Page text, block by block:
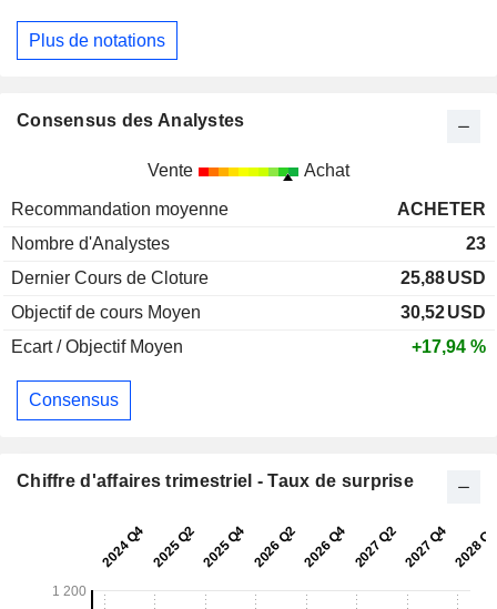
Plus de notations
Consensus des Analystes
Vente Achat
Recommandation moyenne
ACHETER
Nombre d'Analystes
23
Dernier Cours de Cloture
25,88USD
Objectif de cours Moyen
30,52USD
Ecart / Objectif Moyen
+17,94 %
Consensus
Chiffre d'affaires trimestriel - Taux de surprise